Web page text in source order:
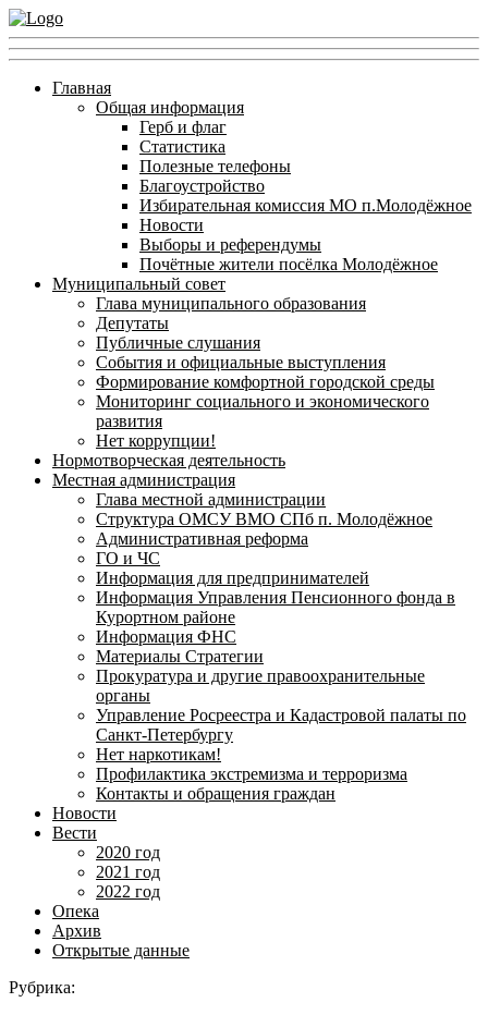
Главная
Общая информация
Герб и флаг
Статистика
Полезные телефоны
Благоустройство
Избирательная комиссия МО п.Молодёжное
Новости
Выборы и референдумы
Почётные жители посёлка Молодёжное
Муниципальный совет
Глава муниципального образования
Депутаты
Публичные слушания
События и официальные выступления
Формирование комфортной городской среды
Мониторинг социального и экономического
развития
Нет коррупции!
Нормотворческая деятельность
Местная администрация
Глава местной администрации
Структура ОМСУ ВМО СПб п. Молодёжное
Административная реформа
ГО и ЧС
Информация для предпринимателей
Информация Управления Пенсионного фонда в
Курортном районе
Информация ФНС
Материалы Стратегии
Прокуратура и другие правоохранительные
органы
Управление Росреестра и Кадастровой палаты по
Санкт-Петербургу
Нет наркотикам!
Профилактика экстремизма и терроризма
Контакты и обращения граждан
Новости
Вести
2020 год
2021 год
2022 год
Опека
Архив
Открытые данные
Рубрика: